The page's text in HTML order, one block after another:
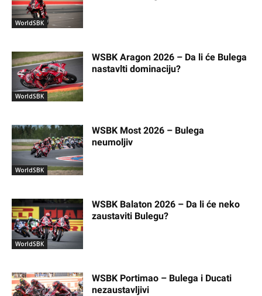
WorldSBK
WorldSBK
WSBK Aragon 2026 – Da li će Bulega
nastavlti dominaciju?
WorldSBK
WSBK Most 2026 – Bulega
neumoljiv
WorldSBK
WSBK Balaton 2026 – Da li će neko
zaustaviti Bulegu?
WSBK Portimao – Bulega i Ducati
nezaustavljivi